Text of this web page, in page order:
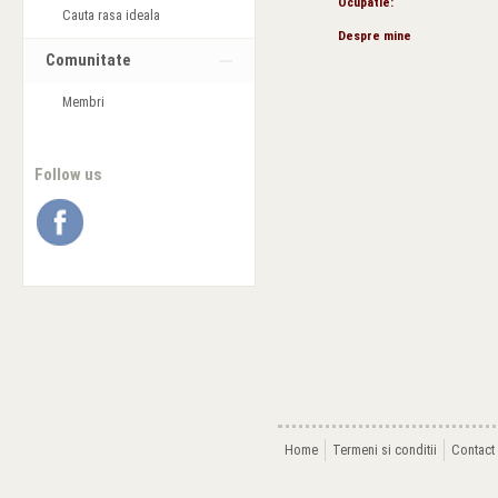
Cauta rasa ideala
Comunitate
Membri
Follow us
Despre mine
Home Termeni si conditii Contact